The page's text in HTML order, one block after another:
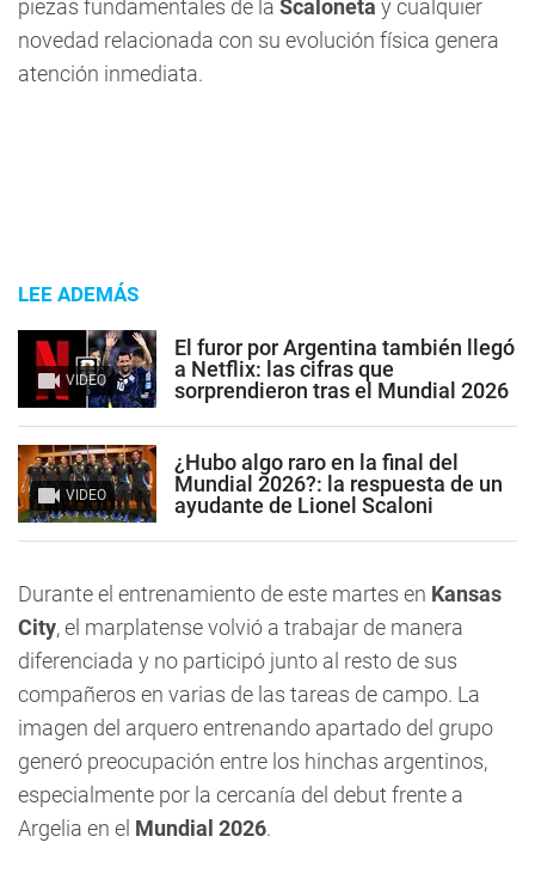
piezas fundamentales de la Scaloneta y cualquier
novedad relacionada con su evolución física genera
atención inmediata.
LEE ADEMÁS
VIDEO
El furor por Argentina también llegó
a Netflix: las cifras que
sorprendieron tras el Mundial 2026
VIDEO
¿Hubo algo raro en la final del
Mundial 2026?: la respuesta de un
ayudante de Lionel Scaloni
Durante el entrenamiento de este martes en Kansas
City, el marplatense volvió a trabajar de manera
diferenciada y no participó junto al resto de sus
compañeros en varias de las tareas de campo. La
imagen del arquero entrenando apartado del grupo
generó preocupación entre los hinchas argentinos,
especialmente por la cercanía del debut frente a
Argelia en el Mundial 2026.